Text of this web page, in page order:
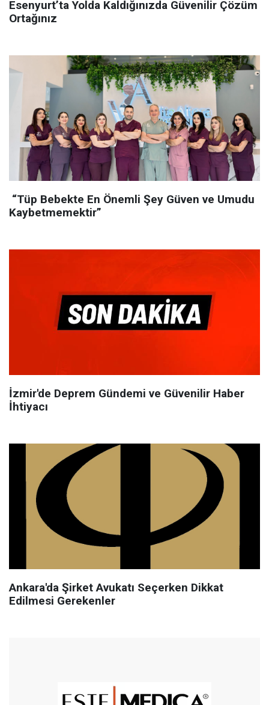
Esenyurt’ta Yolda Kaldığınızda Güvenilir Çözüm
Ortağınız
“Tüp Bebekte En Önemli Şey Güven ve Umudu
Kaybetmemektir”
İzmir'de Deprem Gündemi ve Güvenilir Haber
İhtiyacı
Ankara'da Şirket Avukatı Seçerken Dikkat
Edilmesi Gerekenler